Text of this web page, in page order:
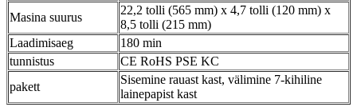
Masina suurus
22,2 tolli (565 mm) x 4,7 tolli (120 mm) x
8,5 tolli (215 mm)
Laadimisaeg
180 min
tunnistus
CE RoHS PSE KC
pakett
Sisemine rauast kast, välimine 7-kihiline
lainepapist kast